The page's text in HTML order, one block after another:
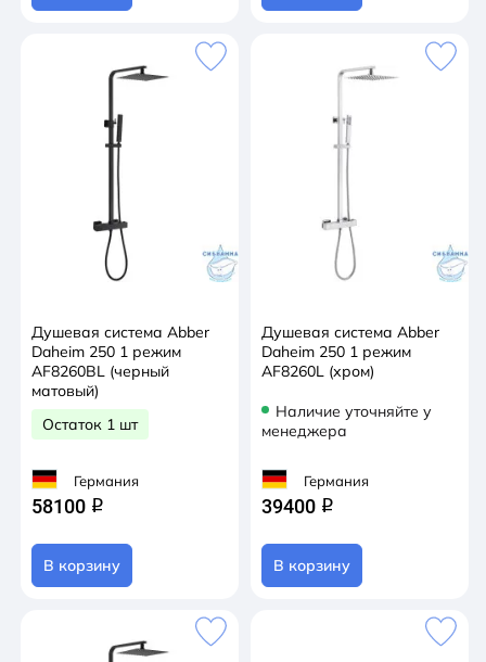
Душевая система Abber
Daheim 250 1 режим
AF8260BL (черный
матовый)
Остаток 1 шт
Германия
58100 q
В корзину
Душевая система Abber
Daheim 250 1 режим
AF8260L (хром)
Наличие уточняйте у
менеджера
Германия
39400 q
В корзину